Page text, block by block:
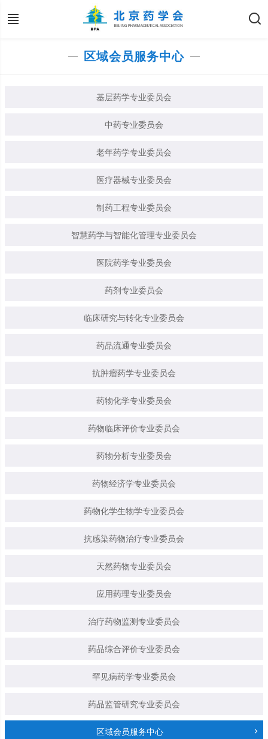
区域会员服务中心
基层药学专业委员会
中药专业委员会
老年药学专业委员会
医疗器械专业委员会
制药工程专业委员会
智慧药学与智能化管理专业委员会
医院药学专业委员会
药剂专业委员会
临床研究与转化专业委员会
药品流通专业委员会
抗肿瘤药学专业委员会
药物化学专业委员会
药物临床评价专业委员会
药物分析专业委员会
药物经济学专业委员会
药物化学生物学专业委员会
抗感染药物治疗专业委员会
天然药物专业委员会
应用药理专业委员会
治疗药物监测专业委员会
药品综合评价专业委员会
罕见病药学专业委员会
药品监管研究专业委员会
区域会员服务中心